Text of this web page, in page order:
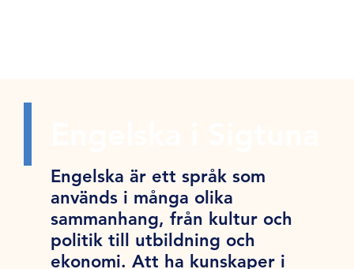
Engelska är ett språk som
används i många olika
sammanhang, från kultur och
politik till utbildning och
ekonomi. Att ha kunskaper i